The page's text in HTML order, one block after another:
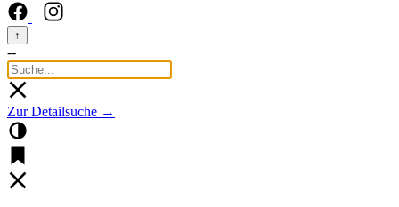
↑
--
Zur Detailsuche →